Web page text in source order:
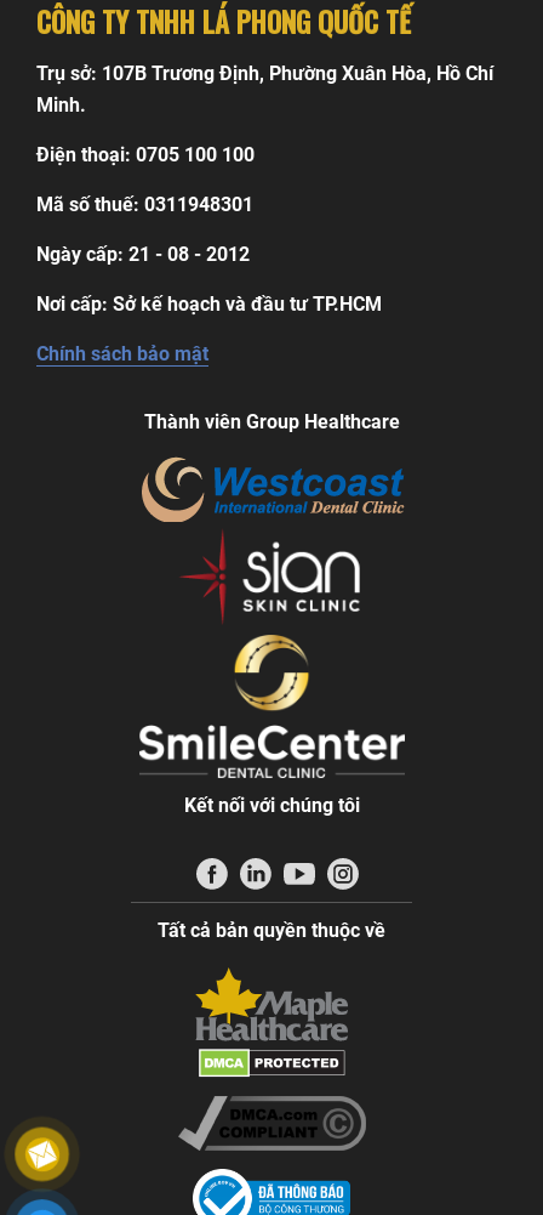
CÔNG TY TNHH LÁ PHONG QUỐC TẾ
Trụ sở: 107B Trương Định, Phường Xuân Hòa, Hồ Chí
Minh.
Điện thoại: 0705 100 100
Mã số thuế: 0311948301
Ngày cấp: 21 - 08 - 2012
Nơi cấp: Sở kế hoạch và đầu tư TP.HCM
Chính sách bảo mật
Thành viên Group Healthcare
Kết nối với chúng tôi
Tất cả bản quyền thuộc về